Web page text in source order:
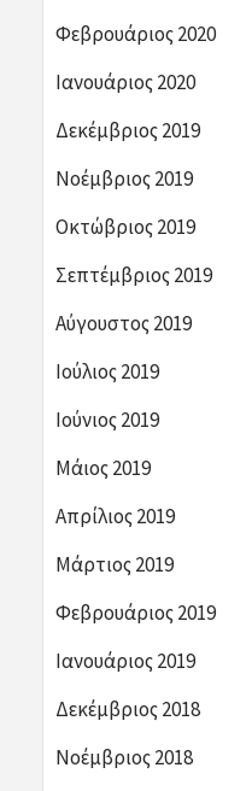
Φεβρουάριος 2020
Ιανουάριος 2020
Δεκέμβριος 2019
Νοέμβριος 2019
Οκτώβριος 2019
Σεπτέμβριος 2019
Αύγουστος 2019
Ιούλιος 2019
Ιούνιος 2019
Μάιος 2019
Απρίλιος 2019
Μάρτιος 2019
Φεβρουάριος 2019
Ιανουάριος 2019
Δεκέμβριος 2018
Νοέμβριος 2018